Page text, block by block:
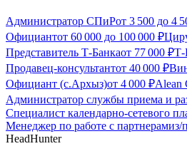
Администратор СПиРот 3 500 до 4
Официантот 60 000 до 100 000 ₽
Представитель Т-Банкаот 77 000 ₽Т-
Продавец-консультантот 40 000 ₽
Официант (с.Архыз)от 4 000 ₽Alean
Администратор службы приема и
Специалист календарно-сетевого
Менеджер по работе с партнерамиз/
HeadHunter